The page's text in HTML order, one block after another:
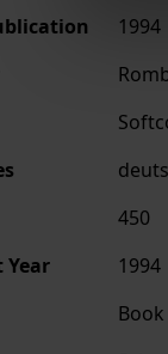
1994
450
Year
1994
Book